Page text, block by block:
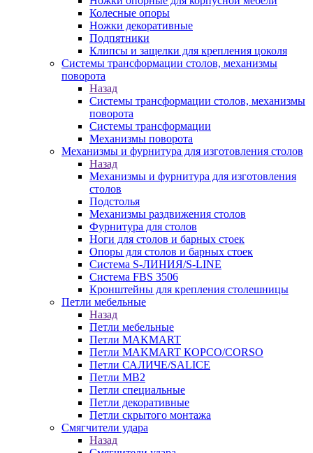
Колесные опоры
Ножки декоративные
Подпятники
Клипсы и защелки для крепления цоколя
Системы трансформации столов, механизмы
поворота
Назад
Системы трансформации столов, механизмы
поворота
Системы трансформации
Механизмы поворота
Механизмы и фурнитура для изготовления столов
Назад
Механизмы и фурнитура для изготовления
столов
Подстолья
Механизмы раздвижения столов
Фурнитура для столов
Ноги для столов и барных стоек
Опоры для столов и барных стоек
Система S-ЛИНИЯ/S-LINE
Система FBS 3506
Кронштейны для крепления столешницы
Петли мебельные
Назад
Петли мебельные
Петли MAKMART
Петли MAKMART КОРСО/CORSO
Петли САЛИЧЕ/SALICE
Петли MB2
Петли специальные
Петли декоративные
Петли скрытого монтажа
Смягчители удара
Назад